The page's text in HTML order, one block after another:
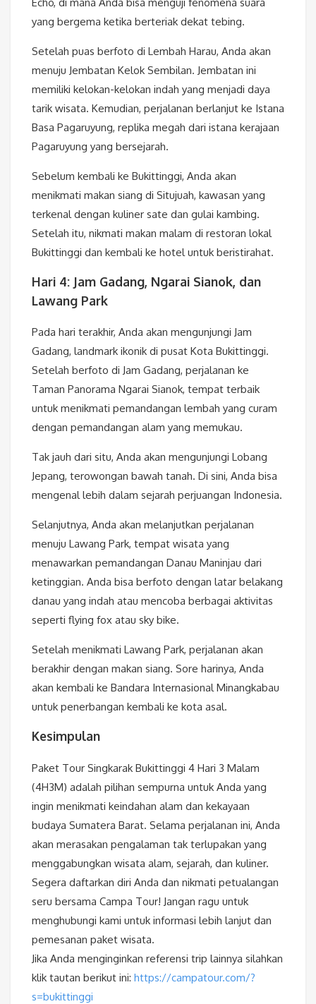
yang bergema ketika berteriak dekat tebing.
Setelah puas berfoto di Lembah Harau, Anda akan
menuju Jembatan Kelok Sembilan. Jembatan ini
memiliki kelokan-kelokan indah yang menjadi daya
tarik wisata. Kemudian, perjalanan berlanjut ke Istana
Basa Pagaruyung, replika megah dari istana kerajaan
Pagaruyung yang bersejarah.
Sebelum kembali ke Bukittinggi, Anda akan
menikmati makan siang di Situjuah, kawasan yang
terkenal dengan kuliner sate dan gulai kambing.
Setelah itu, nikmati makan malam di restoran lokal
Bukittinggi dan kembali ke hotel untuk beristirahat.
Hari 4: Jam Gadang, Ngarai Sianok, dan
Lawang Park
Pada hari terakhir, Anda akan mengunjungi Jam
Gadang, landmark ikonik di pusat Kota Bukittinggi.
Setelah berfoto di Jam Gadang, perjalanan ke
Taman Panorama Ngarai Sianok, tempat terbaik
untuk menikmati pemandangan lembah yang curam
dengan pemandangan alam yang memukau.
Tak jauh dari situ, Anda akan mengunjungi Lobang
Jepang, terowongan bawah tanah. Di sini, Anda bisa
mengenal lebih dalam sejarah perjuangan Indonesia.
Selanjutnya, Anda akan melanjutkan perjalanan
menuju Lawang Park, tempat wisata yang
menawarkan pemandangan Danau Maninjau dari
ketinggian. Anda bisa berfoto dengan latar belakang
danau yang indah atau mencoba berbagai aktivitas
seperti flying fox atau sky bike.
Setelah menikmati Lawang Park, perjalanan akan
berakhir dengan makan siang. Sore harinya, Anda
akan kembali ke Bandara Internasional Minangkabau
untuk penerbangan kembali ke kota asal.
Kesimpulan
Paket Tour Singkarak Bukittinggi 4 Hari 3 Malam
(4H3M) adalah pilihan sempurna untuk Anda yang
ingin menikmati keindahan alam dan kekayaan
budaya Sumatera Barat. Selama perjalanan ini, Anda
akan merasakan pengalaman tak terlupakan yang
menggabungkan wisata alam, sejarah, dan kuliner.
Segera daftarkan diri Anda dan nikmati petualangan
seru bersama Campa Tour! Jangan ragu untuk
menghubungi kami untuk informasi lebih lanjut dan
pemesanan paket wisata.
Jika Anda menginginkan referensi trip lainnya silahkan
klik tautan berikut ini: https://campatour.com/?
s=bukittinggi